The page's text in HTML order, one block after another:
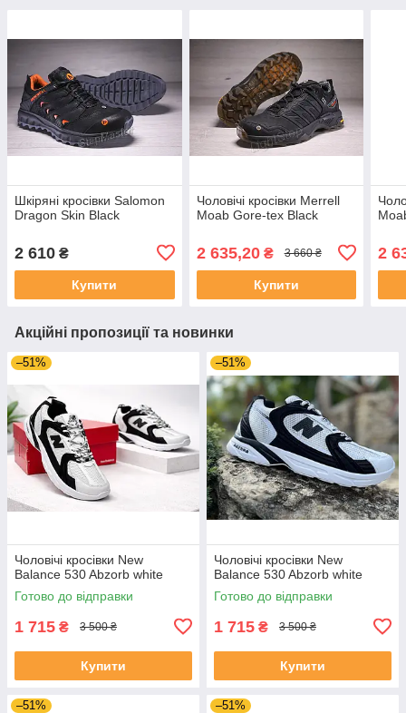
Шкіряні кросівки Salomon
Dragon Skin Black
2 610 ₴
Купити
Чоловічі кросівки Merrell
Moab Gore-tex Black
2 635,20₴ 3 660 ₴
Купити
2
Акційні пропозиції та новинки
–51%
Чоловічі кросівки New
Balance 530 Abzorb white
Готово до відправки
1 715 ₴ 3 500 ₴
Купити
–51%
Чоловічі кросівки New
Balance 530 Abzorb white
Готово до відправки
1 715 ₴ 3 500 ₴
Купити
–51% –51%